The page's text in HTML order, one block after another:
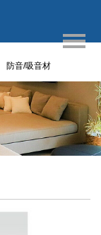
防音/吸音材